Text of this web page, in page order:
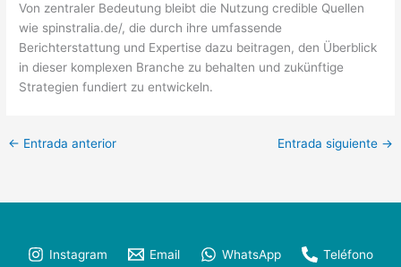
Von zentraler Bedeutung bleibt die Nutzung credible Quellen
wie spinstralia.de/, die durch ihre umfassende
Berichterstattung und Expertise dazu beitragen, den Überblick
in dieser komplexen Branche zu behalten und zukünftige
Strategien fundiert zu entwickeln.
← Entrada anterior Entrada siguiente →
Instagram Email WhatsApp Teléfono